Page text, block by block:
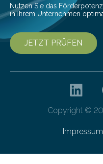
Nutzen Sie das
in Ihrem Unternehmen
JETZT PRÜFEN
Copyright ©
Impressum